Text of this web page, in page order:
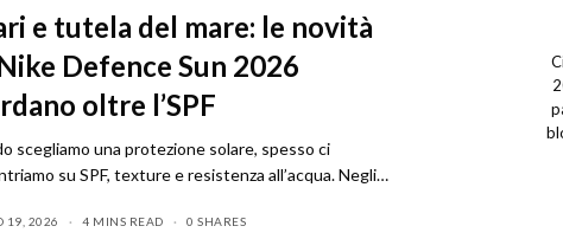
e tutela del mare: le novità
Defence Sun 2026
oltre l’SPF
scegliamo una protezione solare, spesso ci
su SPF, texture e resistenza all’acqua. Negli…
19, 2026 4 MINS READ 0 SHARES